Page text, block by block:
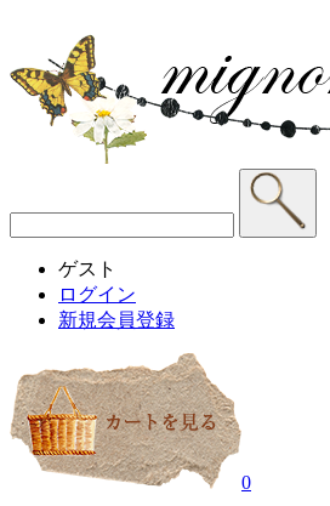
ゲスト
ログイン
新規会員登録
0